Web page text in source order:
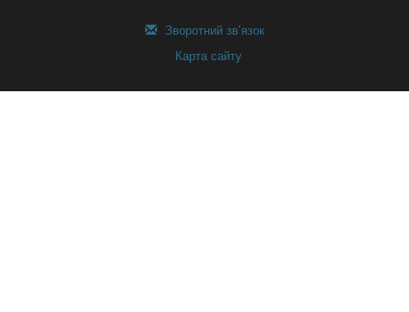
Зворотний зв’язок
Карта сайту